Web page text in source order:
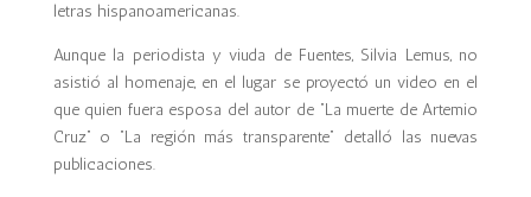
letras hispanoamericanas.
Aunque la periodista y viuda de Fuentes, Silvia Lemus, no
asistió al homenaje, en el lugar se proyectó un video en el
que quien fuera esposa del autor de “La muerte de Artemio
Cruz” o “La región más transparente” detalló las nuevas
publicaciones.